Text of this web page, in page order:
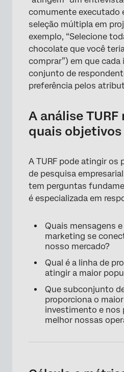
comumente executado
seleção múltipla em
exemplo, “Selecione
chocolate que você
comprar”) em que cada
conjunto de
preferência pelos
A análise
quais
A TURF pode atingir os
de pesquisa
tem perguntas
é especializada em
Quais mensagens
marketing se
nosso mercado?
Qual é a linha de
atingir a maior
Que subconjunto
proporciona o
investimento e
melhor nossas